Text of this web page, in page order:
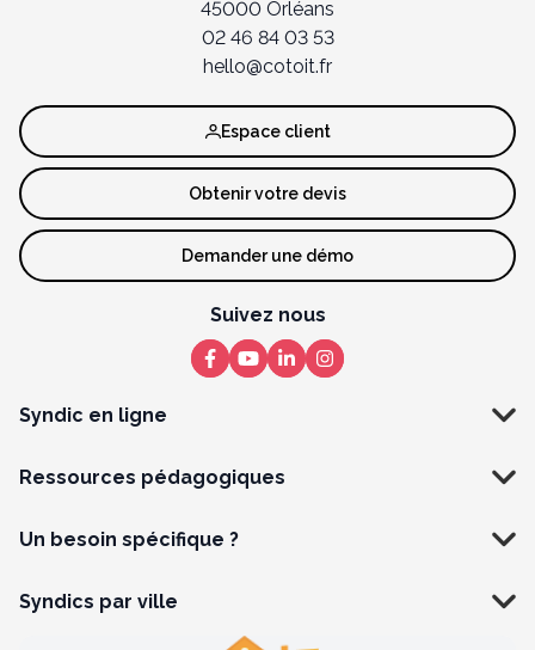
45000 Orléans
02 46 84 03 53
hello@cotoit.fr
Syndic en ligne
Ressources pédagogiques
Un besoin spécifique ?
Espace client
Obtenir votre devis
Demander une démo
Suivez nous
Syndics par ville